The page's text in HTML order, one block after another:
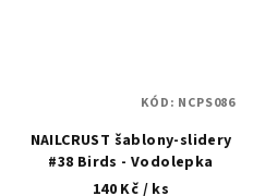
NAILCRUST šablony-slidery
#38 Birds - Vodolepka
140 Kč / ks
KÓD: NCPS086